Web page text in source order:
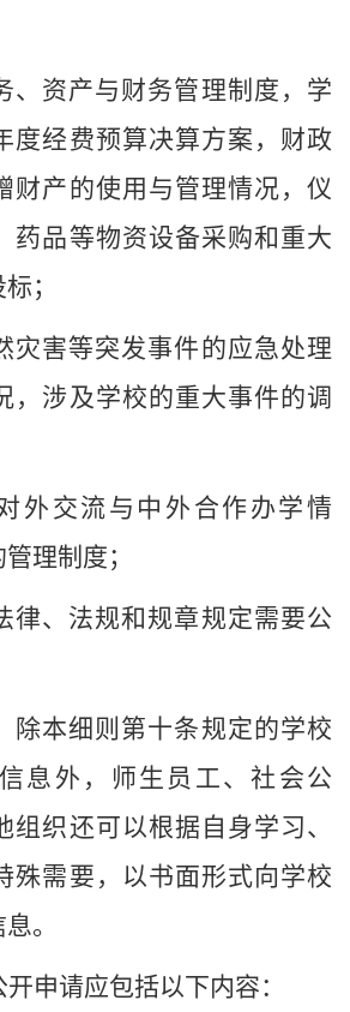
、资产与财务管理制度， 学
度经费预算决算方案，财政
财产的使用与管理情况，仪
药品等物资设备采购和重大
；
灾害等突发事件的应急处理
，涉及学校的重大事件的调
外交流与中外合作办学情
理制度；
律、法规和规章规定需要公
除本细则第十条规定的学校
息外，师生员工、社会公
组织还可以根据自身学习、
殊需要，以书面形式向学校
。
申请应包括以下内容：